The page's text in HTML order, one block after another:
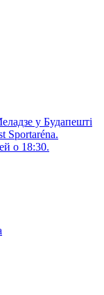
у Будапешті
Sportaréna.
о 18:30.